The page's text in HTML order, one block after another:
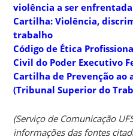
violência a ser enfrentada
Cartilha: Violência,
trabalho
Código de Ética
Civil do Poder Executivo
Cartilha de Prevenção ao
(Tribunal Superior do
(Serviço de Comunicação
informações das fontes